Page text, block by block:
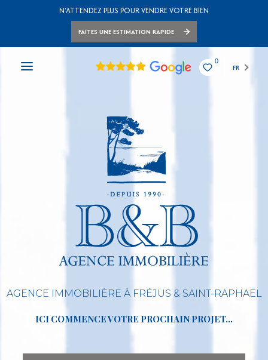
N'ATTENDEZ PLUS POUR VENDRE VOTRE BIEN
FAITES UNE ESTIMATION RAPIDE
0
FR
AGENCE IMMOBILIÈRE À FRÉJUS & SAINT-RAPHAËL
ICI COMMENCE VOTRE PROCHAIN PROJET…